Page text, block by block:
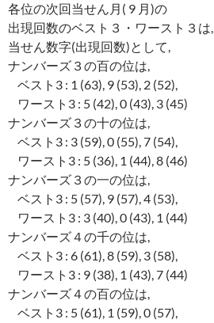
各位の次回当せん月( 9 月)の
出現回数のベスト３・ワースト３は,
当せん数字(出現回数)として,
ナンバーズ３の百の位は,
ベスト3 : 1 (63), 9 (53), 2 (52),
ワースト3 : 5 (42), 0 (43), 3 (45)
ナンバーズ３の十の位は,
ベスト3 : 3 (59), 0 (55), 7 (54),
ワースト3 : 5 (36), 1 (44), 8 (46)
ナンバーズ３の一の位は,
ベスト3 : 5 (57), 9 (57), 4 (53),
ワースト3 : 3 (40), 0 (43), 1 (44)
ナンバーズ４の千の位は,
ベスト3 : 6 (61), 8 (59), 3 (58),
ワースト3 : 9 (38), 1 (43), 7 (44)
ナンバーズ４の百の位は,
ベスト3 : 5 (61), 1 (59), 0 (57),